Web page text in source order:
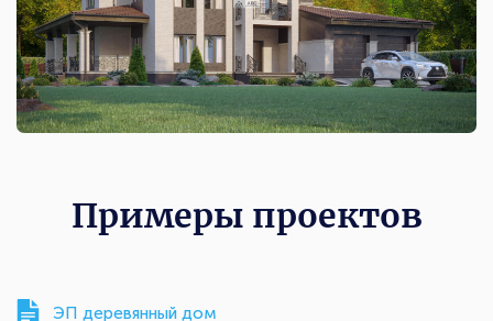
Примеры проектов
ЭП деревянный дом